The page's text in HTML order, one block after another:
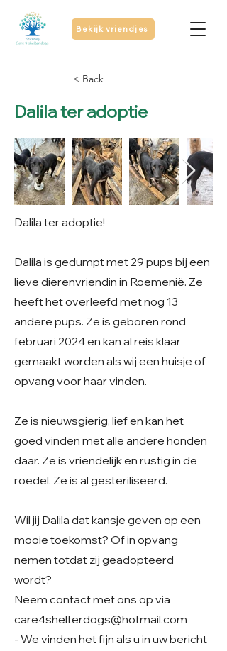
Bekijk vriendjes
< Back
Dalila ter adoptie
Dalila ter adoptie!
Dalila is gedumpt met 29 pups bij een
lieve dierenvriendin in Roemenië. Ze
heeft het overleefd met nog 13
andere pups. Ze is geboren rond
februari 2024 en kan al reis klaar
gemaakt worden als wij een huisje of
opvang voor haar vinden.
Ze is nieuwsgierig, lief en kan het
goed vinden met alle andere honden
daar. Ze is vriendelijk en rustig in de
roedel. Ze is al gesteriliseerd.
Wil jij Dalila dat kansje geven op een
mooie toekomst? Of in opvang
nemen totdat zij geadopteerd
wordt?
Neem contact met ons op via
care4shelterdogs@hotmail.com
- We vinden het fijn als u in uw bericht